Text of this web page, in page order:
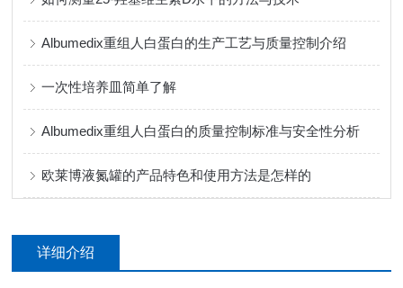
Albumedix重组人白蛋白的生产工艺与质量控制介绍
一次性培养皿简单了解
Albumedix重组人白蛋白的质量控制标准与安全性分析
欧莱博液氮罐的产品特色和使用方法是怎样的
详细介绍